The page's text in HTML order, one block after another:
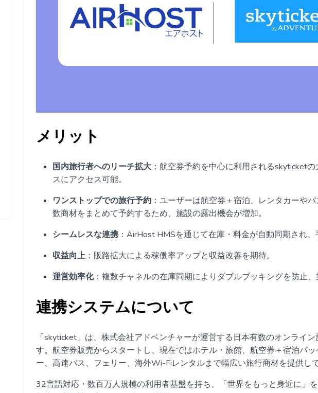
メリット
国内旅行者へのリーチ拡大：航空券予約を中心に利用されるskyticket
スにアクセス可能。
ワンストップでの旅行予約 ：ユーザーは航空券＋宿泊、レンタカーや
数商材をまとめて予約するため、施設の露出機会が増加。
シームレスな連携 ：AirHost HMSを通じて在庫・料金が自動同期され、
収益向上 ：販路拡大による稼働率アップと収益改善を期待。
運営効率化：複数チャネルの在庫同期によりダブルブッキングを防止、
連携システムについて
「skyticket」は、株式会社アドベンチャーが運営する日本有数のオンライ
す。航空券販売からスタートし、現在ではホテル・旅館、航空券＋宿泊パ
ー、高速バス、フェリー、海外Wi-Fiレンタルまで幅広い旅行商材を提供して
32言語対応・数百万人規模の利用者基盤を持ち、「世界をもっと身近に」